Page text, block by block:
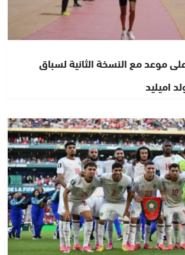
موعد مع النسخة الثانية لسباق
اميليد